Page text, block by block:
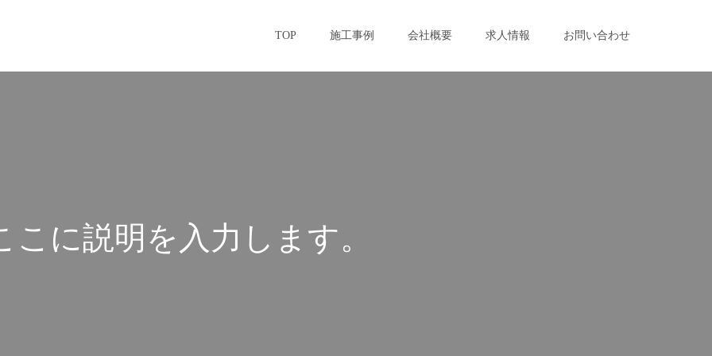
TOP 施工事例 会社概要 求人情報 お問い合わせ
に 説明 を 入 力 し ま す
ここ に